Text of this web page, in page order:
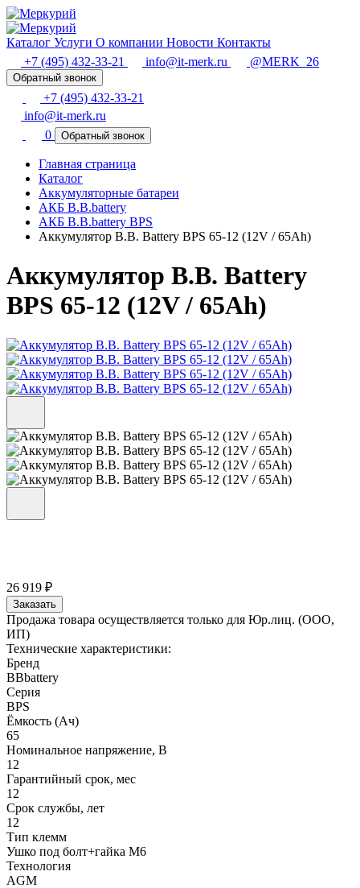
Каталог Услуги О компании Новости Контакты
+7 (495) 432-33-21
info@it-merk.ru @MERK_26
Обратный звонок
+7 (495) 432-33-21
info@it-merk.ru
0
Обратный звонок
Главная страница
Каталог
Аккумуляторные батареи
АКБ B.B.battery
АКБ B.B.battery BPS
Аккумулятор B.B. Battery BPS 65-12 (12V / 65Ah)
Аккумулятор B.B. Battery
BPS 65-12 (12V / 65Ah)
26 919 ₽
Заказать
Продажа товара осуществляется только для Юр.лиц. (ООО,
ИП)
Технические характеристики:
Бренд
BBbattery
Серия
BPS
Ёмкость (Ач)
65
Номинальное напряжение, В
12
Гарантийный срок, мес
12
Срок службы, лет
12
Тип клемм
Ушко под болт+гайка M6
Технология
AGM